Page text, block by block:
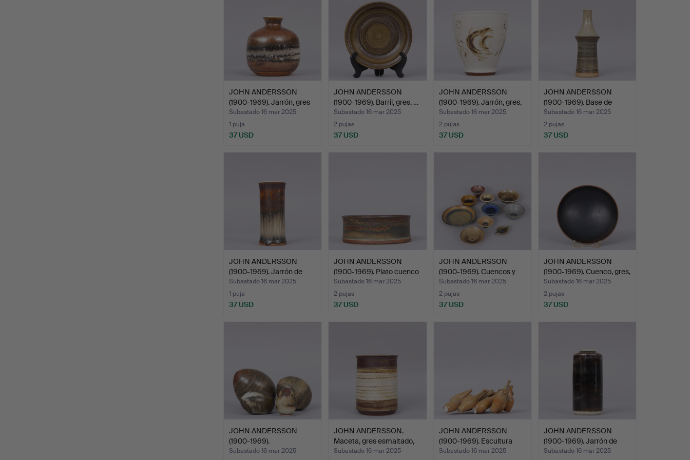
JOHN ANDERSSON
(1900-1969). Jarrón, gres
e…
Subastado 16 mar 2025
1 puja
37 USD
JOHN ANDERSSON
(1900-1969). Barril, gres, …
Subastado 16 mar 2025
2 pujas
37 USD
JOHN ANDERSSON
(1900-1969). Jarrón, gres,
…
Subastado 16 mar 2025
2 pujas
37 USD
JOHN ANDERSSON
(1900-1969). Base de
lámpar…
Subastado 16 mar 2025
2 pujas
37 USD
JOHN ANDERSSON
(1900-1969). Jarrón de
gres…
Subastado 16 mar 2025
1 puja
37 USD
JOHN ANDERSSON
(1900-1969). Plato cuenco
e…
Subastado 16 mar 2025
2 pujas
37 USD
JOHN ANDERSSON
(1900-1969). Cuencos y
plat…
Subastado 16 mar 2025
2 pujas
37 USD
JOHN ANDERSSON
(1900-1969). Cuenco, gres,
…
Subastado 16 mar 2025
2 pujas
37 USD
JOHN ANDERSSON
(1900-1969).
ESCULTURAS, en…
Subastado 16 mar 2025
JOHN ANDERSSON.
Maceta, gres esmaltado,
fi…
Subastado 16 mar 2025
JOHN ANDERSSON
(1900-1969). Escultura
«Pán…
Subastado 16 mar 2025
JOHN ANDERSSON
(1900-1969). Jarrón de
gres…
Subastado 16 mar 2025